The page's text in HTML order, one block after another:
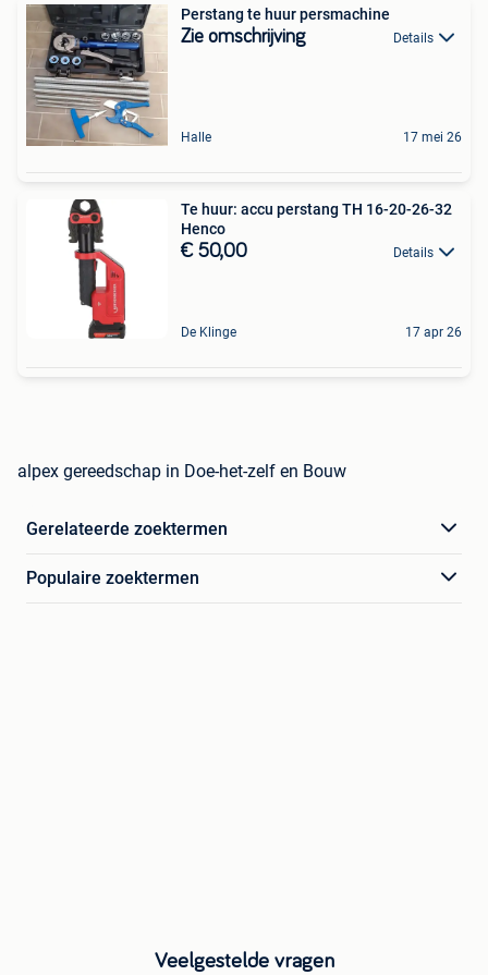
Perstang te huur persmachine
Zie omschrijving Details
Halle 17 mei 26
Te huur: accu perstang TH 16-20-26-32
Henco
€ 50,00 Details
De Klinge 17 apr 26
alpex gereedschap in Doe-het-zelf en Bouw
Gerelateerde zoektermen
Populaire zoektermen
Veelgestelde vragen